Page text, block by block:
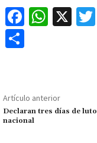
Fa
o
k
W
p
p
X
p
ar
Artículo anterior
Declaran tres días de luto
nacional